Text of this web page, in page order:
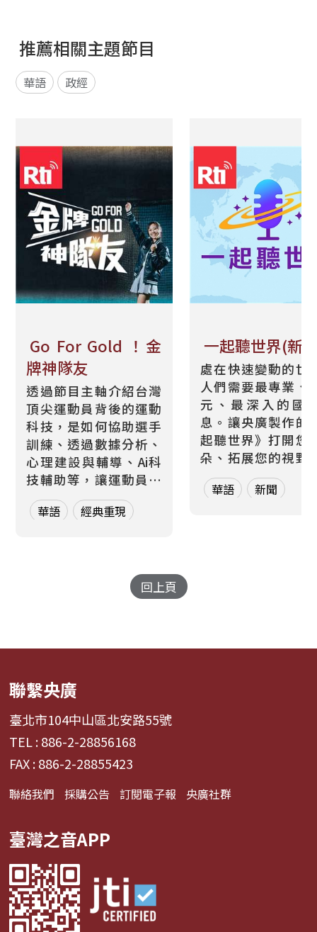
推薦相關主題節目
華語 政經
Go For Gold ！金
牌神隊友
透過節目主軸介紹台灣
頂尖運動員背後的運動
科技，是如何協助選手
訓練、透過數據分析、
心理建設與輔導、Ai科
技輔助等，讓運動員展
現最好的狀態，並做最
有效的表現提升。並透
事，展現對運動的熱情
和毅力，以及台灣在運
華語 經典重現
一起聽世界(新)
處在快速變動的世
人們需要最專業、
元、最深入的國
息。讓央廣製作的
起聽世界》打開您
朵、拓展您的視野
富您的生活。讓我
起穿越時區與語言
華語 新聞
回上頁
聯繫央廣
臺北市104中山區北安路55號
TEL : 886-2-28856168
FAX : 886-2-28855423
聯絡我們 採購公告 訂閱電子報 央廣社群
臺灣之音APP